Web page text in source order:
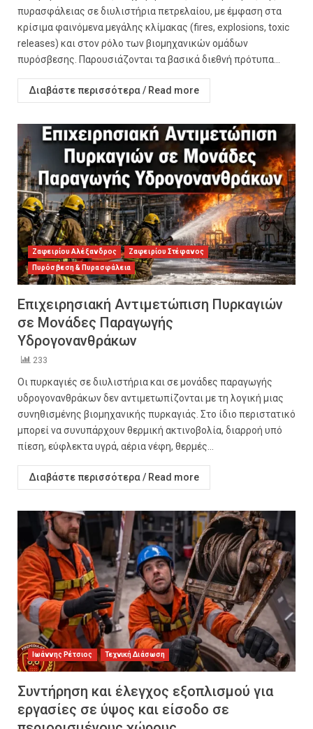
πυρασφάλειας σε διυλιστήρια πετρελαίου, με έμφαση στα
κρίσιμα φαινόμενα μεγάλης κλίμακας (fires, explosions, toxic
releases) και στον ρόλο των βιομηχανικών ομάδων
πυρόσβεσης. Παρουσιάζονται τα βασικά διεθνή πρότυπα...
Διαβάστε περισσότερα / Read more
Ζαφειρίου Αλέξανδρος Ζαφειρίου Στέφανος
Πυρόσβεση & Πυρασφάλεια
Επιχειρησιακή Αντιμετώπιση Πυρκαγιών
σε Μονάδες Παραγωγής
Υδρογονανθράκων
233
Οι πυρκαγιές σε διυλιστήρια και σε μονάδες παραγωγής
υδρογονανθράκων δεν αντιμετωπίζονται με τη λογική μιας
συνηθισμένης βιομηχανικής πυρκαγιάς. Στο ίδιο περιστατικό
μπορεί να συνυπάρχουν θερμική ακτινοβολία, διαρροή υπό
πίεση, εύφλεκτα υγρά, αέρια νέφη, θερμές...
Διαβάστε περισσότερα / Read more
Ιωάννης Ρέτσιος Τεχνική Διάσωση
Συντήρηση και έλεγχος εξοπλισμού για
εργασίες σε ύψος και είσοδο σε